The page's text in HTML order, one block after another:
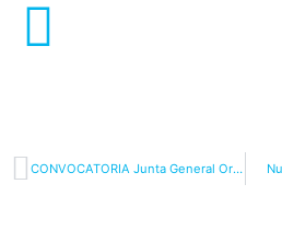
CONVOCATORIA Junta General Ordinaria